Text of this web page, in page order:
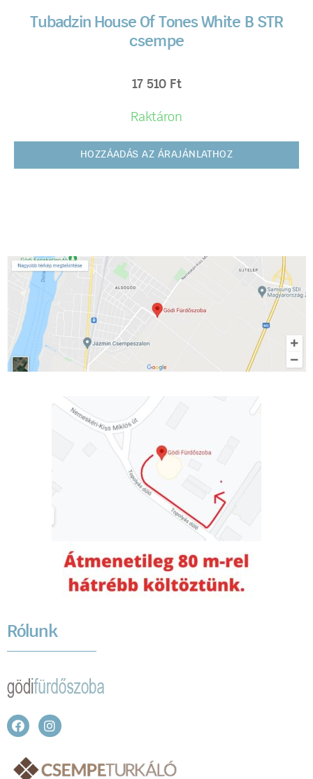
Tubadzin House Of Tones White B STR
csempe
17 510 Ft
Raktáron
HOZZÁADÁS AZ ÁRAJÁNLATHOZ
Rólunk